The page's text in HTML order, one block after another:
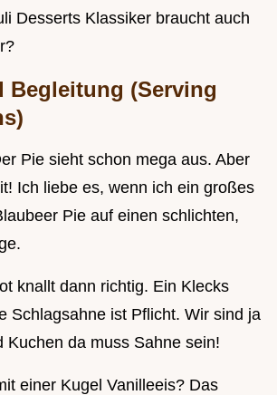
Desserts Klassiker braucht auch
Begleitung (Serving
Pie sieht schon mega aus. Aber
Ich liebe es, wenn ich ein großes
Pie auf einen schlichten,
knallt dann richtig. Ein Klecks
Schlagsahne ist Pflicht. Wir sind ja
Kuchen da muss Sahne sein!
einer Kugel Vanilleeis? Das